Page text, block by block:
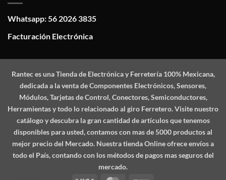
Whatsapp: 56 2026 3835
Facturación Electrónica
Ranteces una Tienda de Electrónica y Ferretería 100% Mexicana,
dedicada a la venta de Componentes Electrónicos, Sensores,
Módulos, Tarjetas de Control, Conectores, Semiconductores,
Herramientas y todo lo relacionado al giro Ferretero. Visite nuestro
catálogo y descubra la gran cantidad de artículos que tenemos
disponibles para usted, contamos con mas de 5000 productos al
mejor precio del Mercado. Nuestra tienda Online ofrece envíos a
todo el País, contando con los métodos de pagos mas seguros del
mercado.